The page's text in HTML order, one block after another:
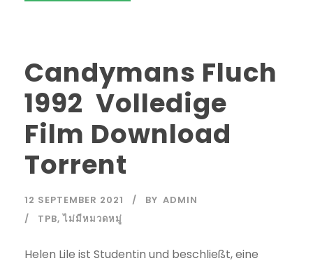
Candymans Fluch
1992 Volledige
Film Download
Torrent
12 SEPTEMBER 2021 BY ADMIN
TPB, ไม่มีหมวดหมู่
Helen Lile ist Studentin und beschließt, eine